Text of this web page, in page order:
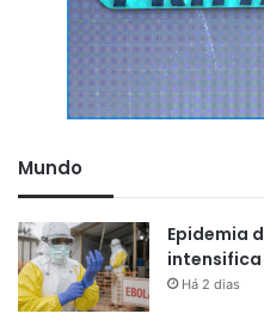
executores são conhecidos
‘Pânico’, ‘Boneco’ e ‘Di
4º ataque
A última execução foi
desta quarta-feira (11).
‘Maraca’, de 377 anos, que
tentativa de homicídio e
eletrônica, foi executada no
dormia com a esposa e
Mundo
Epidemia
Há 2 dias